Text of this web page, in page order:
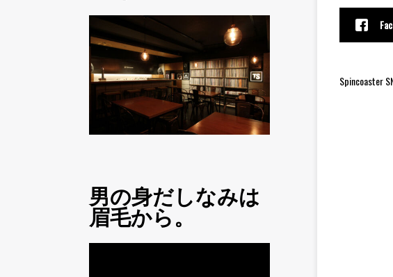
男の身だしなみは
眉毛から。
Spincoaster